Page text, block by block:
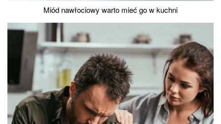
Miód nawłociowy warto mieć go w kuchni